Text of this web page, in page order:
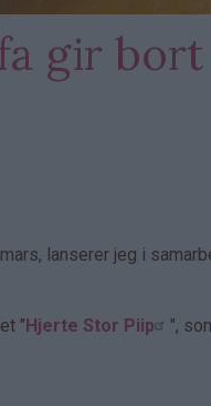
gir
lanserer jeg i
"Hjerte Stor Piip
",